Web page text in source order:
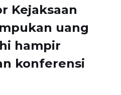
Kejaksaan
uang
hampir
konferensi